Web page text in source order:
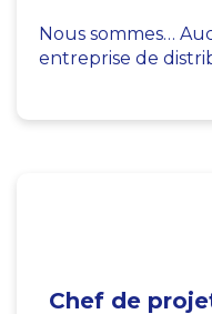
Nous sommes…
entreprise de
Chef de